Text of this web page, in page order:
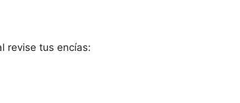
revise tus encías: